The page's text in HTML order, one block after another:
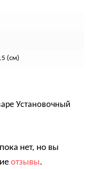
(см)
Установочный
нет, но вы
отзывы.